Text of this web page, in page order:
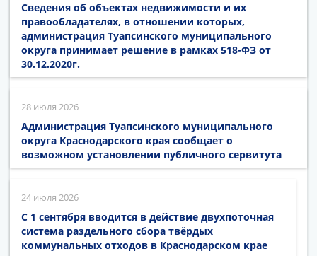
Сведения об объектах недвижимости и их
правообладателях, в отношении которых,
администрация Туапсинского муниципального
округа принимает решение в рамках 518-ФЗ от
30.12.2020г.
28 июля 2026
Администрация Туапсинского муниципального
округа Краснодарского края сообщает о
возможном установлении публичного сервитута
24 июля 2026
С 1 сентября вводится в действие двухпоточная
система раздельного сбора твёрдых
коммунальных отходов в Краснодарском крае